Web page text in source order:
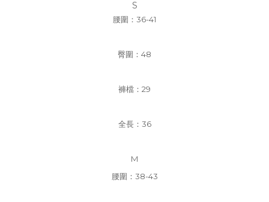
S
腰圍：36-41
臀圍：48
褲檔 ：29
全長：36
M
腰圍：38-43